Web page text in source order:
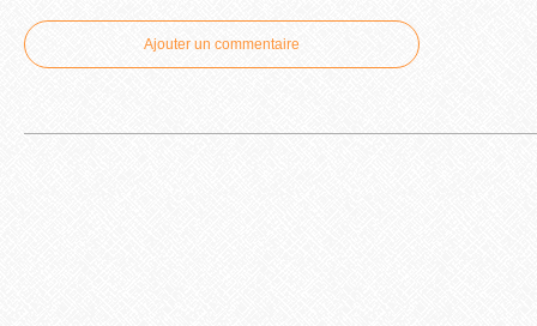
Ajouter un commentaire